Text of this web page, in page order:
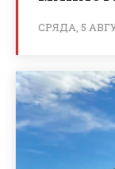
СРЯДА, 5